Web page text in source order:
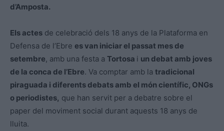
d’Amposta.
Els actes de celebració dels 18 anys de la Plataforma en
Defensa de l’Ebre es van iniciar el passat mes de
setembre, amb una festa a Tortosa i un debat amb joves
de la conca de l’Ebre. Va comptar amb la tradicional
piraguada i diferents debats amb el món científic, ONGs
o periodistes, que han servit per a debatre sobre el
paper del moviment social durant aquests 18 anys de
lluita.